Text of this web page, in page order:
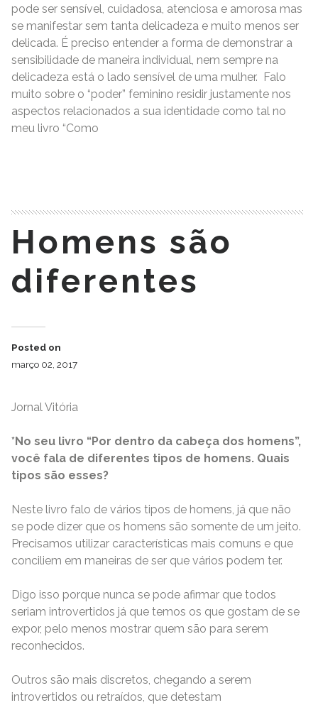
pode ser sensível, cuidadosa, atenciosa e amorosa mas
se manifestar sem tanta delicadeza e muito menos ser
delicada. É preciso entender a forma de demonstrar a
sensibilidade de maneira individual, nem sempre na
delicadeza está o lado sensível de uma mulher. Falo
muito sobre o “poder” feminino residir justamente nos
aspectos relacionados a sua identidade como tal no
meu livro “Como
Homens são
diferentes
Posted on
março 02, 2017
Jornal Vitória
*No seu livro “Por dentro da cabeça dos homens”,
você fala de diferentes tipos de homens. Quais
tipos são esses?
Neste livro falo de vários tipos de homens, já que não
se pode dizer que os homens são somente de um jeito.
Precisamos utilizar características mais comuns e que
conciliem em maneiras de ser que vários podem ter.
Digo isso porque nunca se pode afirmar que todos
seriam introvertidos já que temos os que gostam de se
expor, pelo menos mostrar quem são para serem
reconhecidos.
Outros são mais discretos, chegando a serem
introvertidos ou retraídos, que detestam